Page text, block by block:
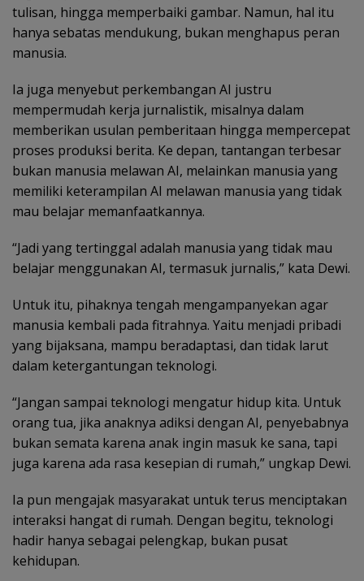
tulisan, hingga memperbaiki gambar. Namun, hal itu
hanya sebatas mendukung, bukan menghapus peran
manusia.
Ia juga menyebut perkembangan AI justru
mempermudah kerja jurnalistik, misalnya dalam
memberikan usulan pemberitaan hingga mempercepat
proses produksi berita. Ke depan, tantangan terbesar
bukan manusia melawan AI, melainkan manusia yang
memiliki keterampilan AI melawan manusia yang tidak
mau belajar memanfaatkannya.
“Jadi yang tertinggal adalah manusia yang tidak mau
belajar menggunakan AI, termasuk jurnalis,” kata Dewi.
Untuk itu, pihaknya tengah mengampanyekan agar
manusia kembali pada fitrahnya. Yaitu menjadi pribadi
yang bijaksana, mampu beradaptasi, dan tidak larut
dalam ketergantungan teknologi.
“Jangan sampai teknologi mengatur hidup kita. Untuk
orang tua, jika anaknya adiksi dengan AI, penyebabnya
bukan semata karena anak ingin masuk ke sana, tapi
juga karena ada rasa kesepian di rumah,” ungkap Dewi.
Ia pun mengajak masyarakat untuk terus menciptakan
interaksi hangat di rumah. Dengan begitu, teknologi
hadir hanya sebagai pelengkap, bukan pusat
kehidupan.